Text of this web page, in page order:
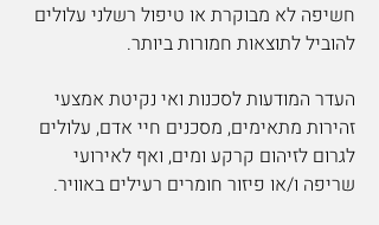
חשיפה לא מבוקרת או טיפול רשלני עלולים
להוביל לתוצאות חמורות ביותר.
העדר המודעות לסכנות ואי נקיטת אמצעי
זהירות מתאימים, מסכנים חיי אדם, עלולים
לגרום לזיהום קרקע ומים, ואף לאירועי
שריפה ו/או פיזור חומרים רעילים באוויר.